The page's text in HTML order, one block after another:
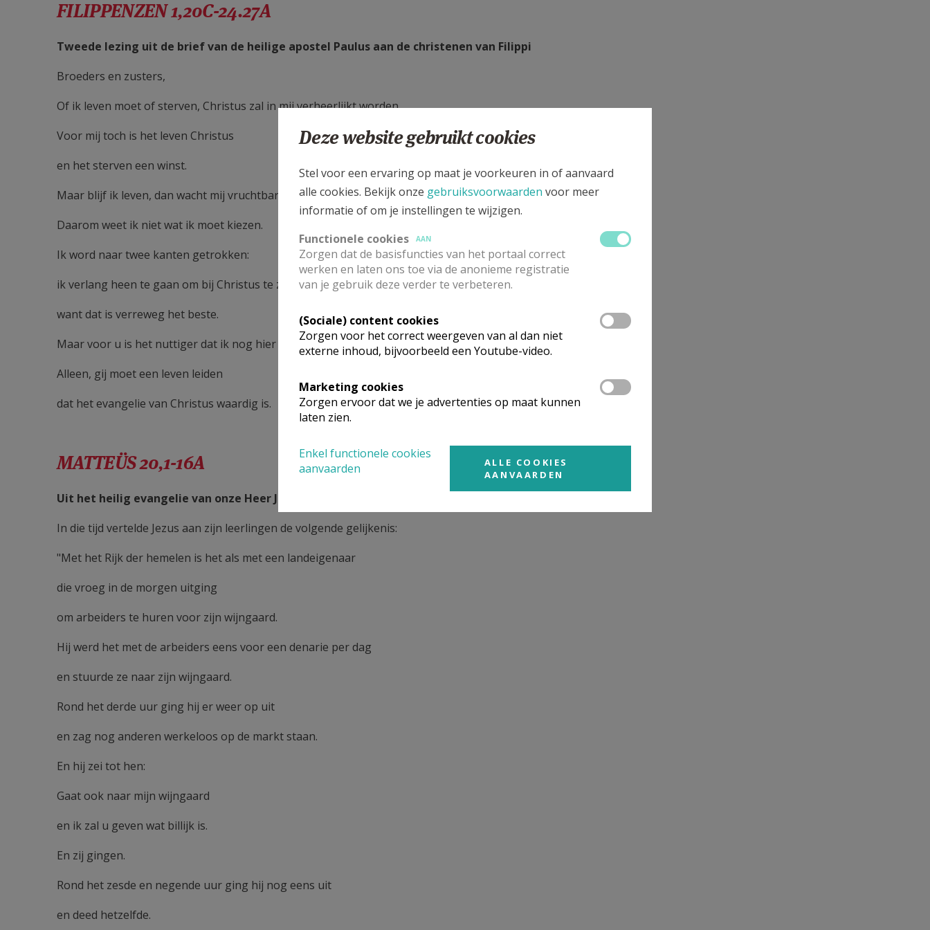
FILIPPENZEN 1,20C-24.27A
Tweede lezing uit de brief van de heilige apostel Paulus aan de christenen van Filippi
Broeders en zusters,
Of ik leven moet of sterven, Christus zal in mij verheerlijkt worden.
Voor mij toch is het leven Christus
en het sterven een winst.
Maar blijf ik leven, dan wacht mij vruchtbare arbeid.
Daarom weet ik niet wat ik moet kiezen.
Ik word naar twee kanten getrokken:
ik verlang heen te gaan om bij Christus te zijn,
want dat is verreweg het beste.
Maar voor u is het nuttiger dat ik nog hier blijf.
Alleen, gij moet een leven leiden
dat het evangelie van Christus waardig is.
MATTEÜS 20,1-16A
Uit het heilig evangelie van onze Heer Jezus Christus volgens Matteüs
In die tijd vertelde Jezus aan zijn leerlingen de volgende gelijkenis:
"Met het Rijk der hemelen is het als met een landeigenaar
die vroeg in de morgen uitging
om arbeiders te huren voor zijn wijngaard.
Hij werd het met de arbeiders eens voor een denarie per dag
en stuurde ze naar zijn wijngaard.
Rond het derde uur ging hij er weer op uit
en zag nog anderen werkeloos op de markt staan.
En hij zei tot hen:
Gaat ook naar mijn wijngaard
en ik zal u geven wat billijk is.
En zij gingen.
Rond het zesde en negende uur ging hij nog eens uit
en deed hetzelfde.
Deze website gebruikt cookies
Stel voor een ervaring op maat je voorkeuren in of aanvaard
alle cookies. Bekijk onze gebruiksvoorwaarden voor meer
informatie of om je instellingen te wijzigen.
Functionele cookies
AAN
Zorgen dat de basisfuncties van het portaal correct
werken en laten ons toe via de anonieme registratie
van je gebruik deze verder te verbeteren.
(Sociale) content cookies
Zorgen voor het correct weergeven van al dan niet
externe inhoud, bijvoorbeeld een Youtube-video.
Marketing cookies
Zorgen ervoor dat we je advertenties op maat kunnen
laten zien.
Enkel functionele cookies
aanvaarden
ALLE COOKIES
AANVAARDEN